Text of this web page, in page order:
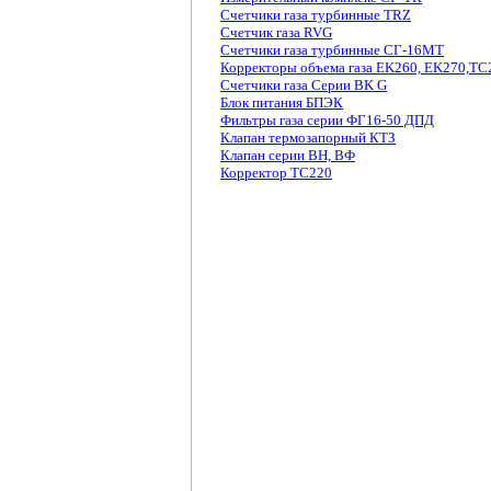
Счетчики газа турбинные TRZ
Счетчик газа RVG
Счетчики газа турбинные СГ-16МТ
Корректоры объема газа EK260,
Счетчики газа Серии BK G
Блок питания БПЭК
Фильтры газа серии ФГ16-50 ДПД
Клапан термозапорный КТЗ
Клапан серии ВН, ВФ
Корректор ТС220